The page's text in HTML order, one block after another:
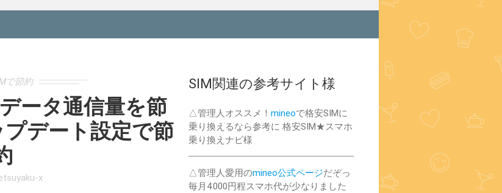
で節約
ータ通信量を節
デート設定で節
x
SIM関連の参考サイト様
△管理人オススメ！mineoで格安SIMに
乗り換えるなら参考に 格安SIM★スマホ
乗り換えナビ様
△管理人愛用のmineo公式ページだぞっ
毎月4000円程スマホ代が少なりました